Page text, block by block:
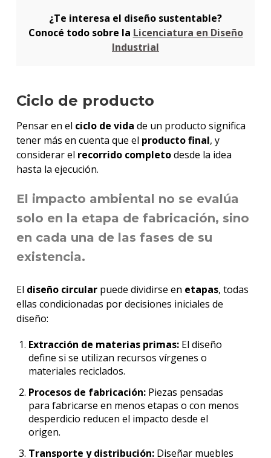
¿Te interesa el diseño sustentable?
Conocé todo sobre la Licenciatura en Diseño
Industrial
Ciclo de producto
Pensar en el ciclo de vida de un producto significa
tener más en cuenta que el producto final, y
considerar el recorrido completodesde la idea
hasta la ejecución.
El impacto ambiental no se evalúa
solo en la etapa de fabricación, sino
en cada una de las fases de su
existencia.
El diseño circularpuede dividirse en etapas, todas
ellas condicionadas por decisiones iniciales de
diseño:
Extracción de materias primas:El diseño
define si se utilizan recursos vírgenes o
materiales reciclados.
Procesos de fabricación:Piezas pensadas
para fabricarse en menos etapas o con menos
desperdicio reducen el impacto desde el
origen.
Transporte y distribución:Diseñar muebles